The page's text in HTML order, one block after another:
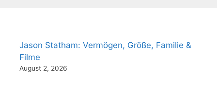
Jason Statham: Vermögen, Größe, Familie &
Filme
August 2, 2026